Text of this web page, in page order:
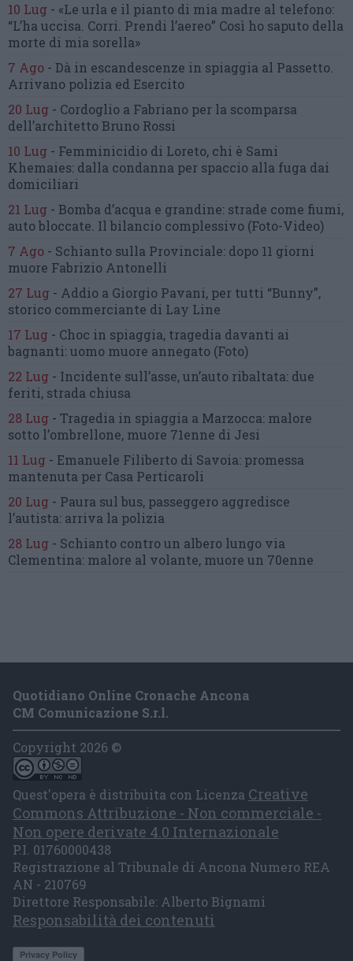
10 Lug - «Le urla e il pianto di mia madre al telefono:
“L’ha uccisa. Corri. Prendi l’aereo” Così ho saputo della
morte di mia sorella»
7 Ago - Dà in escandescenze in spiaggia al Passetto.
Arrivano polizia ed Esercito
20 Lug - Cordoglio a Fabriano per la scomparsa
dell’architetto Bruno Rossi
10 Lug - Femminicidio di Loreto, chi è Sami
Khemaies: dalla condanna per spaccio alla fuga dai
domiciliari
21 Lug - Bomba d’acqua e grandine: strade come fiumi,
auto bloccate. Il bilancio complessivo (Foto-Video)
7 Ago - Schianto sulla Provinciale: dopo 11 giorni
muore Fabrizio Antonelli
27 Lug - Addio a Giorgio Pavani, per tutti “Bunny”,
storico commerciante di Lay Line
17 Lug - Choc in spiaggia, tragedia davanti ai
bagnanti:uomo muore annegato (Foto)
22 Lug - Incidente sull’asse, un’auto ribaltata: due
feriti, strada chiusa
28 Lug - Tragedia in spiaggia a Marzocca: malore
sotto l’ombrellone, muore 71enne di Jesi
11 Lug - Emanuele Filiberto di Savoia: promessa
mantenuta per Casa Perticaroli
20 Lug - Paura sul bus, passeggero aggredisce
l’autista: arriva la polizia
28 Lug - Schianto contro un albero lungo via
Clementina: malore al volante, muore un 70enne
Quotidiano Online Cronache Ancona
CM Comunicazione S.r.l.
Copyright 2026 ©
Quest'opera è distribuita con Licenza Creative
Commons Attribuzione - Non commerciale -
Non opere derivate 4.0 Internazionale
P.I. 01760000438
Registrazione al Tribunale di Ancona Numero REA
AN - 210769
Direttore Responsabile: Alberto Bignami
Responsabilità dei contenuti